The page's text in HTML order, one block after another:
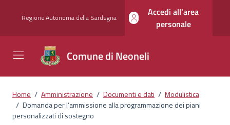
Regione Autonoma della Sardegna
Accedi all'area
personale
Comune di Neoneli
Home / Amministrazione / Documenti e dati / Modulistica
/ Domanda per l’ammissione alla programmazione dei piani
personalizzati di sostegno